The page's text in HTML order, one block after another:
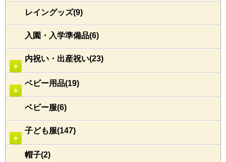
レイングッズ(9)
入園・入学準備品(6)
＋
内祝い・出産祝い(23)
＋
ベビー用品(19)
ベビー服(6)
＋
子ども服(147)
帽子(2)